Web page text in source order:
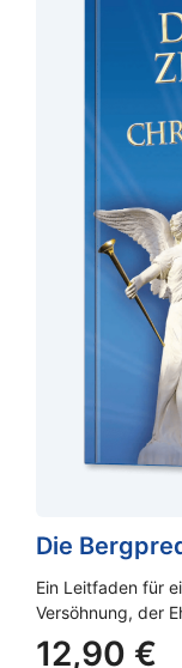
Die
Ein Leitfaden für
Versöhnung, der
12,90 €